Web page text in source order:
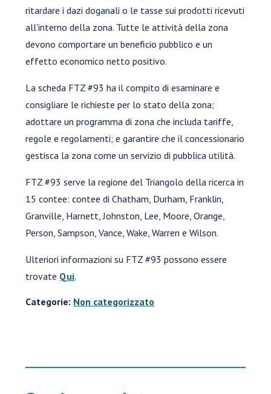
ritardare i dazi doganali o le tasse sui prodotti ricevuti
all'interno della zona. Tutte le attività della zona
devono comportare un beneficio pubblico e un
effetto economico netto positivo.
La scheda FTZ #93 ha il compito di esaminare e
consigliare le richieste per lo stato della zona;
adottare un programma di zona che includa tariffe,
regole e regolamenti; e garantire che il concessionario
gestisca la zona come un servizio di pubblica utilità.
FTZ #93 serve la regione del Triangolo della ricerca in
15 contee: contee di Chatham, Durham, Franklin,
Granville, Harnett, Johnston, Lee, Moore, Orange,
Person, Sampson, Vance, Wake, Warren e Wilson.
Ulteriori informazioni su FTZ #93 possono essere
trovate Qui.
Categorie: Non categorizzato